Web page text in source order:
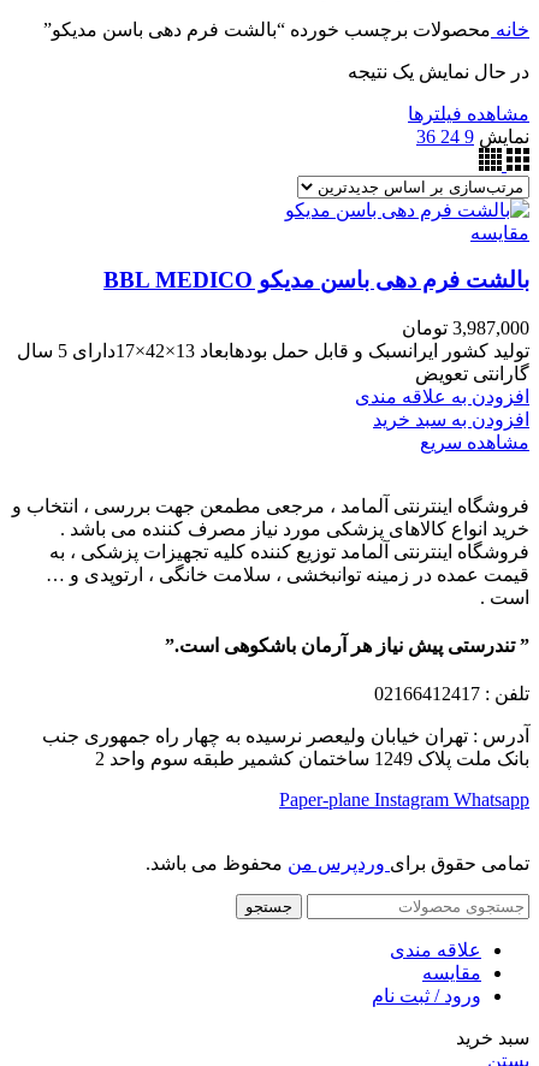
خانه محصولات برچسب خورده “بالشت فرم دهی باسن مدیکو”
در حال نمایش یک نتیجه
مشاهده فیلترها
نمایش 9
24
36
مقایسه
بالشت فرم دهی باسن مدیکو BBL MEDICO
3,987,000 تومان
تولید کشور ایرانسبک و قابل حمل بودهابعاد 13×42×17دارای 5 سال
گارانتی تعویض
افزودن به علاقه مندی
افزودن به سبد خرید
مشاهده سریع
فروشگاه اینترنتی آلمامد ، مرجعی مطمعن جهت بررسی ، انتخاب و
خرید انواع کالاهای پزشکی مورد نیاز مصرف کننده می باشد .
فروشگاه اینترنتی آلمامد توزیع کننده کلیه تجهیزات پزشکی ، به
قیمت عمده در زمینه توانبخشی ، سلامت خانگی ، ارتوپدی و …
است .
” تندرستی پیش نیاز هر آرمان باشکوهی است.”
تلفن : 02166412417
آدرس : تهران خیابان ولیعصر نرسیده به چهار راه جمهوری جنب
بانک ملت پلاک 1249 ساختمان کشمیر طبقه سوم واحد 2
Paper-plane Instagram Whatsapp
تمامی حقوق برای وردپرس من محفوظ می باشد.
جستجو
علاقه مندی
مقایسه
ورود / ثبت نام
سبد خرید
بستن